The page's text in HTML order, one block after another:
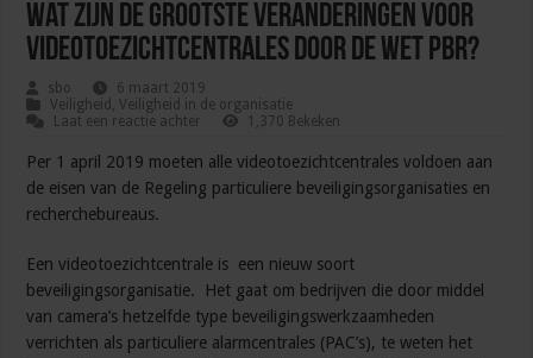
Wat zijn de grootste veranderingen voor
videotoezichtcentrales door de Wet PBR?
sbo
6 maart 2019
Veiligheid ,Veiligheid in de organisatie
Laat een reactie achter
1,370 Bekeken
Per 1 april 2019 moeten alle videotoezichtcentrales voldoen aan
de eisen van de Regeling particuliere beveiligingsorganisaties en
recherchebureaus.
Een videotoezichtcentrale is een nieuw soort
beveiligingsorganisatie. Het gaat om bedrijven die door middel
van camera’s hetzelfde type beveiligingswerkzaamheden
verrichten als particuliere alarmcentrales (PAC’s), te weten het